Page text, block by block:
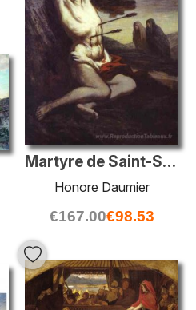
Martyre de Saint-Sébastien
Honore Daumier
€167.00€98.53